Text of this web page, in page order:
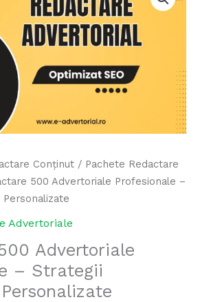
Conținut / Pachete Redactare
500 Advertoriale Profesionale –
Advertoriale
Advertoriale
– Strategii